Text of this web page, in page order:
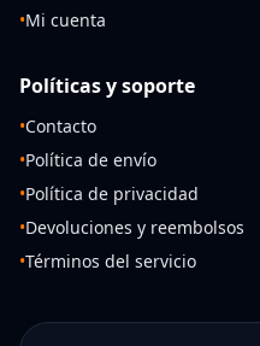
•Mi cuenta
Políticas y soporte
•Contacto
•Política de envío
•Política de privacidad
•Devoluciones y reembolsos
•Términos del servicio